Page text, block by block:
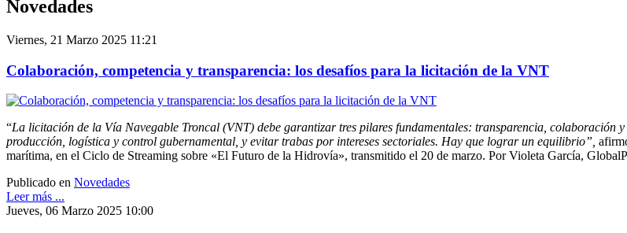
Novedades
Viernes, 21 Marzo 2025 11:21
Colaboración, competencia y transparencia: los desafíos para la licitación de la VNT
“La licitación de la Vía Navegable Troncal (VNT) debe garantizar tres pilares fundamentales: transparencia, colaboración y
producción, logística y control gubernamental, y evitar trabas por intereses sectoriales. Hay que lograr un equilibrio”,
marítima, en el Ciclo de Streaming sobre «El Futuro de la Hidrovía», transmitido el 20 de marzo. Por Violeta García,
Publicado en Novedades
Leer más ...
Jueves, 06 Marzo 2025 10:00